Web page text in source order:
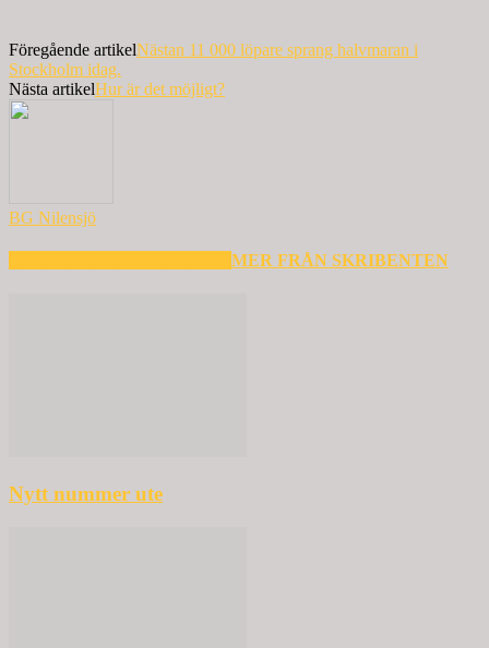
Föregående artikelNästan 11 000 löpare sprang halvmaran i
Stockholm idag.
Nästa artikelHur är det möjligt?
BG Nilensjö
MER FRÅN SKRIBENTEN
Nytt nummer ute